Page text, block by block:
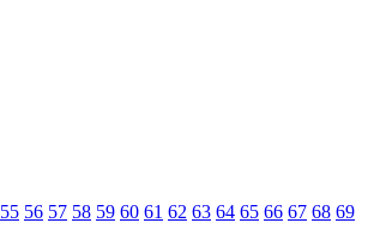
55 56 57 58 59 60 61 62 63 64 65 66 67 68 69